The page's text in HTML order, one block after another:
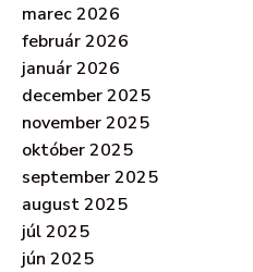
marec 2026
február 2026
január 2026
december 2025
november 2025
október 2025
september 2025
august 2025
júl 2025
jún 2025